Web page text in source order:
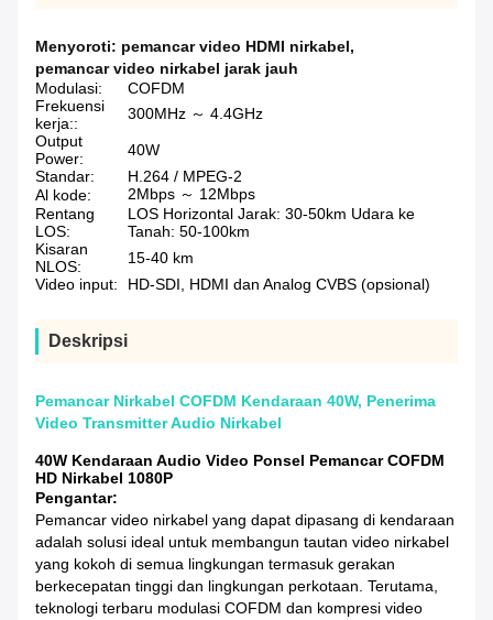
Menyoroti: pemancar video HDMI nirkabel,
pemancar video nirkabel jarak jauh
Modulasi:
COFDM
Frekuensi
kerja::
300MHz ～ 4.4GHz
Output
Power:
40W
Standar:
H.264 / MPEG-2
Al kode:
2Mbps ～ 12Mbps
Rentang
LOS:
LOS Horizontal Jarak: 30-50km Udara ke
Tanah: 50-100km
Kisaran
NLOS:
15-40 km
Video input:
HD-SDI, HDMI dan Analog CVBS (opsional)
Deskripsi
Pemancar Nirkabel COFDM Kendaraan 40W, Penerima
Video Transmitter Audio Nirkabel
40W Kendaraan Audio Video Ponsel Pemancar COFDM
HD Nirkabel 1080P
Pengantar:
Pemancar video nirkabel yang dapat dipasang di kendaraan
adalah solusi ideal untuk membangun tautan video nirkabel
yang kokoh di semua lingkungan termasuk gerakan
berkecepatan tinggi dan lingkungan perkotaan. Terutama,
teknologi terbaru modulasi COFDM dan kompresi video